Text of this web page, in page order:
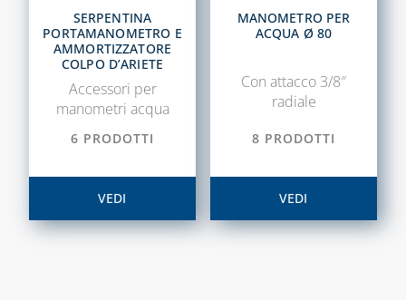
CAPITOLO 10
LAMPADE,
FORNELLI E
LEGHE SALDANTI
PRODOTTI PER
SERPENTINA
PORTAMANOMETRO E
AMMORTIZZATORE
COLPO D’ARIETE
Accessori per
manometri acqua
6 PRODOTTI
VEDI
MANOMETRO PER
ACQUA Ø 80
Con attacco 3/8″
radiale
8 PRODOTTI
VEDI